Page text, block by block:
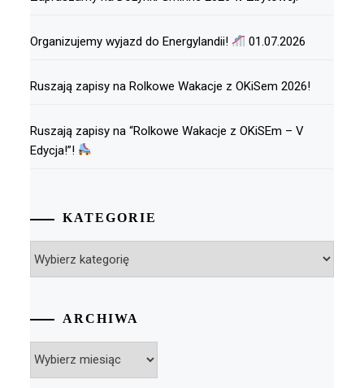
Organizujemy wyjazd do Energylandii! 01.07.2026
Ruszają zapisy na Rolkowe Wakacje z OKiSem 2026!
Ruszają zapisy na “Rolkowe Wakacje z OKiSEm – V
Edycja!”!
KATEGORIE
ARCHIWA